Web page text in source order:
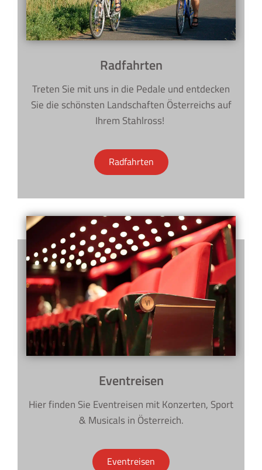
Radfahrten
Treten Sie mit uns in die Pedale und entdecken
Sie die schönsten Landschaften Österreichs auf
Ihrem Stahlross!
Radfahrten
Eventreisen
Hier finden Sie Eventreisen mit Konzerten, Sport
& Musicals in Österreich.
Eventreisen